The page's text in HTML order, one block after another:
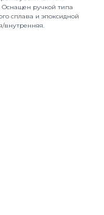
Оснащен ручкой типа
сплава и эпоксидной
внутренняя.